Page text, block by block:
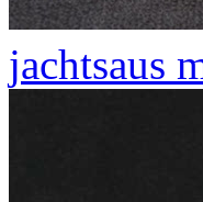
jachtsaus